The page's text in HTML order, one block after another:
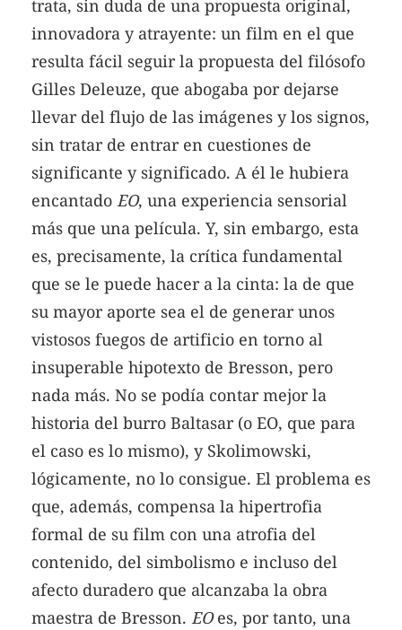
trata, sin duda de una propuesta original,
innovadora y atrayente: un film en el que
resulta fácil seguir la propuesta del filósofo
Gilles Deleuze, que abogaba por dejarse
llevar del flujo de las imágenes y los signos,
sin tratar de entrar en cuestiones de
significante y significado. A él le hubiera
encantado EO, una experiencia sensorial
más que una película. Y, sin embargo, esta
es, precisamente, la crítica fundamental
que se le puede hacer a la cinta: la de que
su mayor aporte sea el de generar unos
vistosos fuegos de artificio en torno al
insuperable hipotexto de Bresson, pero
nada más. No se podía contar mejor la
historia del burro Baltasar (o EO, que para
el caso es lo mismo), y Skolimowski,
lógicamente, no lo consigue. El problema es
que, además, compensa la hipertrofia
formal de su film con una atrofia del
contenido, del simbolismo e incluso del
afecto duradero que alcanzaba la obra
maestra de Bresson. EOes, por tanto, una